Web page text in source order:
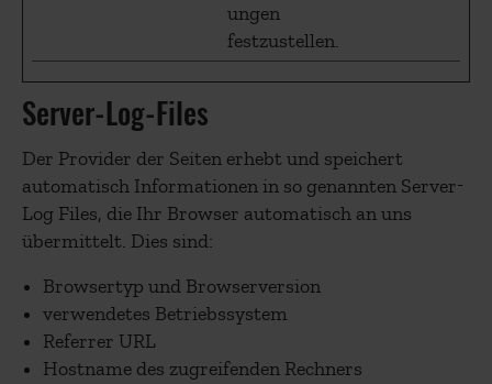
ungen
festzustellen.
Server-Log-Files
Der Provider der Seiten erhebt und speichert
automatisch Informationen in so genannten Server-
Log Files, die Ihr Browser automatisch an uns
übermittelt. Dies sind:
Browsertyp und Browserversion
verwendetes Betriebssystem
Referrer URL
Hostname des zugreifenden Rechners